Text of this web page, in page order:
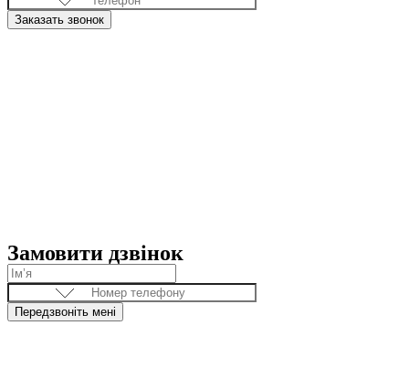
Заказать звонок
Замовити дзвінок
Передзвоніть мені